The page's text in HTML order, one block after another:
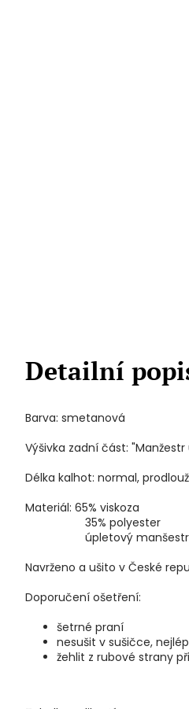
Detailní
Barva: smetanová
Výšivka zadní část:
Délka kalhot: normal,
Materiál: 65% viskoza
35% polyester
úpletový manšestr
Navrženo a ušito v České
Doporučení ošetření:
šetrné praní
nesušit v sušičce,
žehlit z rubové strany